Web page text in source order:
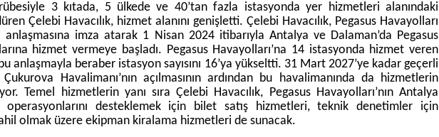
3 kıtada, 5 ülkede ve 40’tan fazla istasyonda yer hizmetleri alanındaki
Çelebi Havacılık, hizmet alanını genişletti. Çelebi Havacılık, Pegasus Havayolları
imza atarak 1 Nisan 2024 itibarıyla Antalya ve Dalaman’da Pegasus
hizmet vermeye başladı. Pegasus Havayolları’na 14 istasyonda hizmet veren
anlaşmayla beraber istasyon sayısını 16’ya yükseltti. 31 Mart 2027’ye kadar geçerli
Havalimanı’nın açılmasının ardından bu havalimanında da hizmetlerin
Temel hizmetlerin yanı sıra Çelebi Havacılık, Pegasus Havayolları’nın Antalya
operasyonlarını desteklemek için bilet satış hizmetleri, teknik denetimler için
olmak üzere ekipman kiralama hizmetleri de sunacak.